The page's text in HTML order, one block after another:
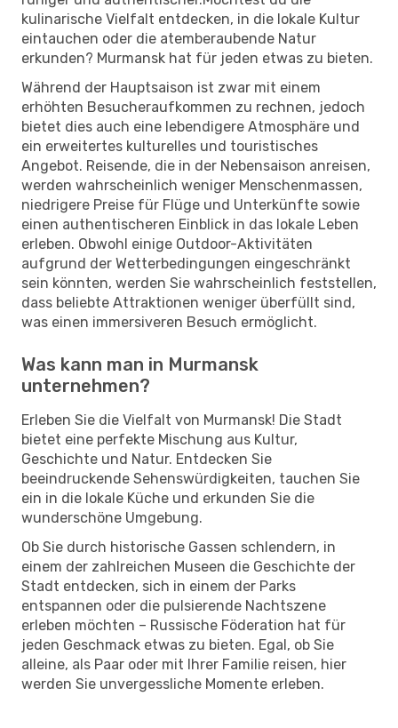
kulinarische Vielfalt entdecken, in die lokale Kultur
eintauchen oder die atemberaubende Natur
erkunden? Murmansk hat für jeden etwas zu bieten.
Während der Hauptsaison ist zwar mit einem
erhöhten Besucheraufkommen zu rechnen, jedoch
bietet dies auch eine lebendigere Atmosphäre und
ein erweitertes kulturelles und touristisches
Angebot. Reisende, die in der Nebensaison anreisen,
werden wahrscheinlich weniger Menschenmassen,
niedrigere Preise für Flüge und Unterkünfte sowie
einen authentischeren Einblick in das lokale Leben
erleben. Obwohl einige Outdoor-Aktivitäten
aufgrund der Wetterbedingungen eingeschränkt
sein könnten, werden Sie wahrscheinlich feststellen,
dass beliebte Attraktionen weniger überfüllt sind,
was einen immersiveren Besuch ermöglicht.
Was kann man in Murmansk
unternehmen?
Erleben Sie die Vielfalt von Murmansk! Die Stadt
bietet eine perfekte Mischung aus Kultur,
Geschichte und Natur. Entdecken Sie
beeindruckende Sehenswürdigkeiten, tauchen Sie
ein in die lokale Küche und erkunden Sie die
wunderschöne Umgebung.
Ob Sie durch historische Gassen schlendern, in
einem der zahlreichen Museen die Geschichte der
Stadt entdecken, sich in einem der Parks
entspannen oder die pulsierende Nachtszene
erleben möchten – Russische Föderation hat für
jeden Geschmack etwas zu bieten. Egal, ob Sie
alleine, als Paar oder mit Ihrer Familie reisen, hier
werden Sie unvergessliche Momente erleben.